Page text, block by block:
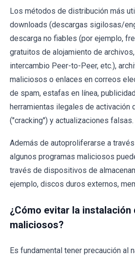
Los métodos de distribución más
downloads (descargas sigilosas/
descarga no fiables (por ejemplo,
gratuitos de alojamiento de
intercambio Peer-to-Peer, etc.),
maliciosos o enlaces en correos
de spam, estafas en línea,
herramientas ilegales de activación
("cracking") y actualizaciones falsas.
Además de autoproliferarse a
algunos programas maliciosos
través de dispositivos de
ejemplo, discos duros externos,
¿Cómo evitar la instalación
maliciosos?
Es fundamental tener precaución al